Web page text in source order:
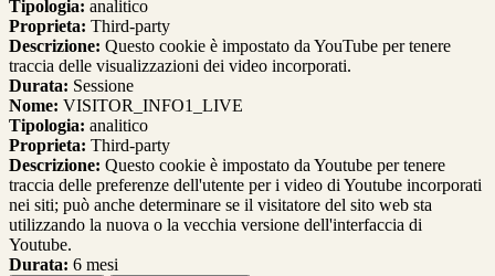
Tipologia: analitico
Proprieta: Third-party
Descrizione: Questo cookie è impostato da YouTube per tenere
traccia delle visualizzazioni dei video incorporati.
Durata: Sessione
Nome: VISITOR_INFO1_LIVE
Tipologia: analitico
Proprieta: Third-party
Descrizione: Questo cookie è impostato da Youtube per tenere
traccia delle preferenze dell'utente per i video di Youtube incorporati
nei siti; può anche determinare se il visitatore del sito web sta
utilizzando la nuova o la vecchia versione dell'interfaccia di
Youtube.
Durata: 6 mesi